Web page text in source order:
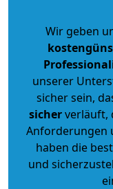
Wir geben
unserer
sicher sein,
sicherverläuft,
Anforderungen
haben die
und